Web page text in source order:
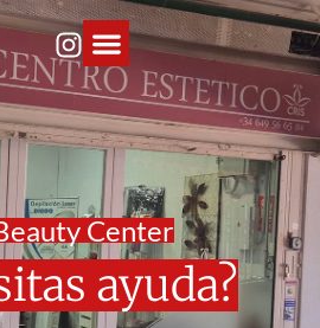
Center
ayuda?